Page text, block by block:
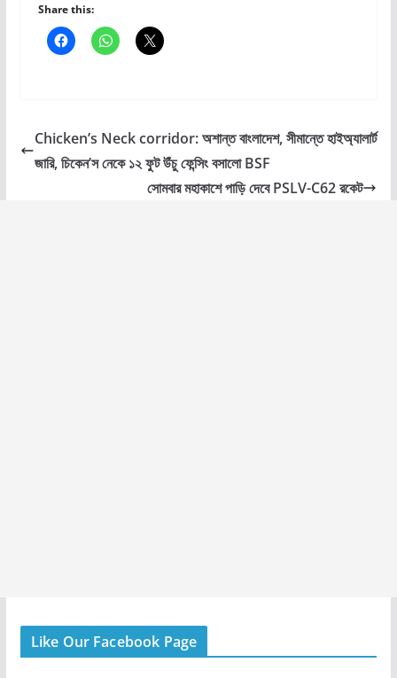
Share this:
Chicken’s Neck corridor: অশান্ত বাংলাদেশ, সীমান্তে হাইঅ্যালার্ট
জারি, চিকেন’স নেকে ১২ ফুট উঁচু ফেন্সিং বসালো BSF
সোমবার মহাকাশে পাড়ি দেবে PSLV-C62 রকেট
Like Our Facebook Page